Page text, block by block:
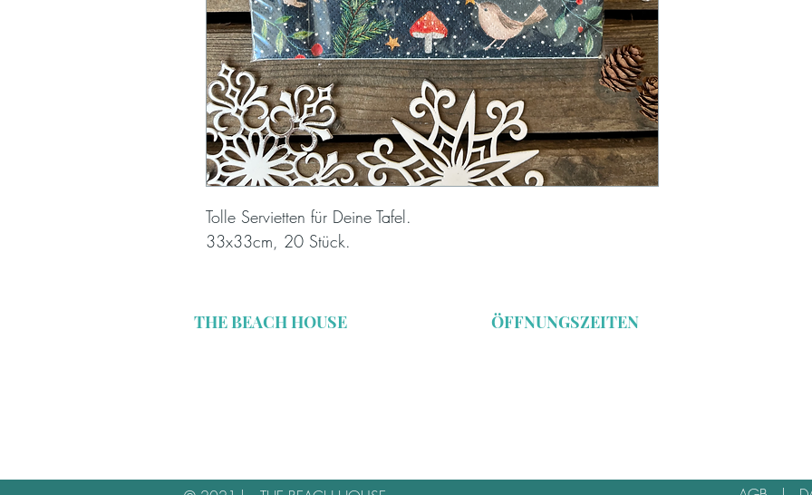
Tolle Servietten für Deine Tafel.
33x33cm, 20 Stück.
THE BEACH HOUSE ÖFFNUNGSZEITEN